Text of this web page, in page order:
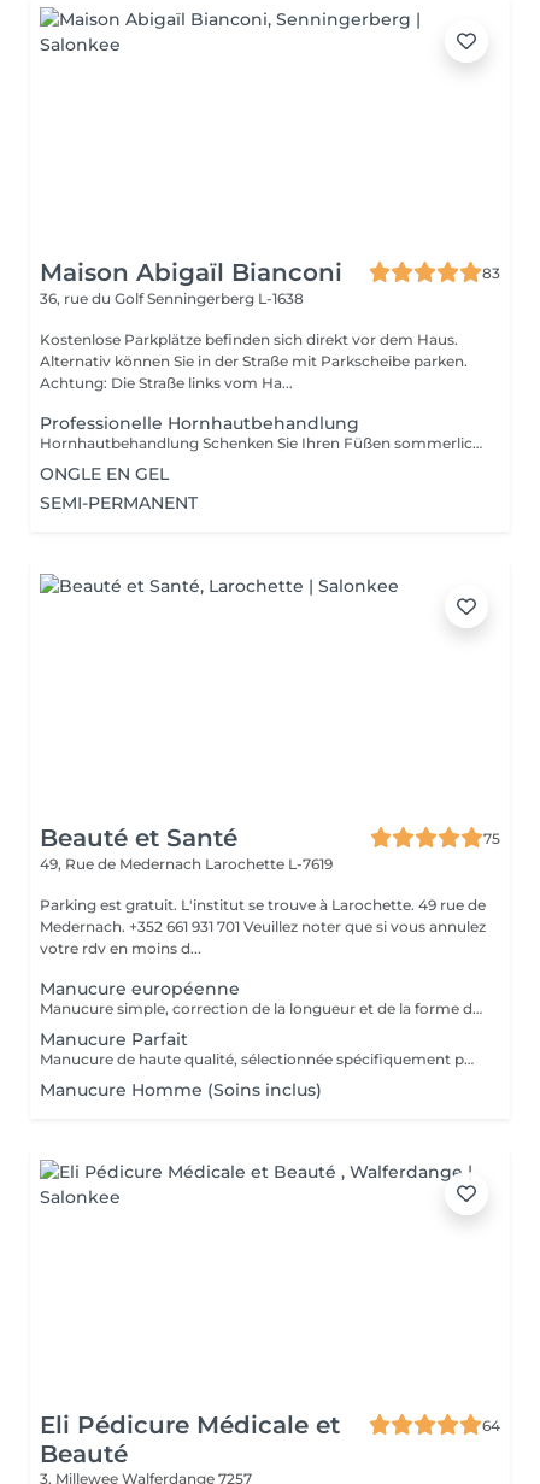
Maison Abigaïl Bianconi
83
36, rue du GolfSenningerberg L-1638
Kostenlose Parkplätze befinden sich direkt vor dem Haus.
Alternativ können Sie in der Straße mit Parkscheibe parken.
Achtung: Die Straße links vom Ha...
Professionelle Hornhautbehandlung
Hornhautbehandlung Schenken Sie Ihren Füßen sommerliche Geschmeidigkeit mit unserer hochwirksamen professionellen Hornhautbehandlung. In nur 30 Minuten entfernen wir sanft raue und verhärtete Stellen für sichtbar glatte, weiche Füße. Das Ergebnis: zarte, gepflegte Füße bereit für Ihre Lieblingssandalen, genau rechtzeitig für die warmen Tage! Bitte beachten: Dies ist keine Pediküre Nägel und Nagellack sind nicht inbegriffen.
ONGLE EN GEL
SEMI-PERMANENT
Beauté et Santé
75
49, Rue de Medernach Larochette L-7619
Parking est gratuit. L'institut se trouve à Larochette. 49 rue de
Medernach. +352 661 931 701 Veuillez noter que si vous annulez
votre rdv en moins d...
Manucure européenne
Manucure simple, correction de la longueur et de la forme des ongles, traitement des cuticules sans coupe.
Manucure Parfait
Manucure de haute qualité, sélectionnée spécifiquement pour vos mains, en tenant compte de toutes les nuances.
Manucure Homme (Soins inclus)
Eli Pédicure Médicale et
Beauté
64
3, Millewee Walferdange 7257